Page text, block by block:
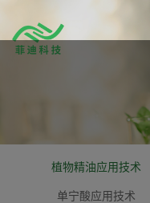
植物精油应用技术
单宁酸应用技术